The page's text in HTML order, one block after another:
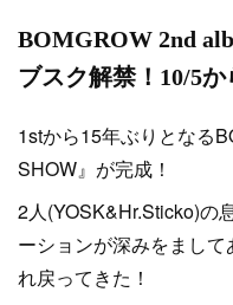
BOMGROW 2nd
ブスク解禁！10/5
1stから15年ぶりとなる
SHOW』が完成！
2人(YOSK&Hr.Sticko)の
ーションが深みをまし
れ戻ってきた！